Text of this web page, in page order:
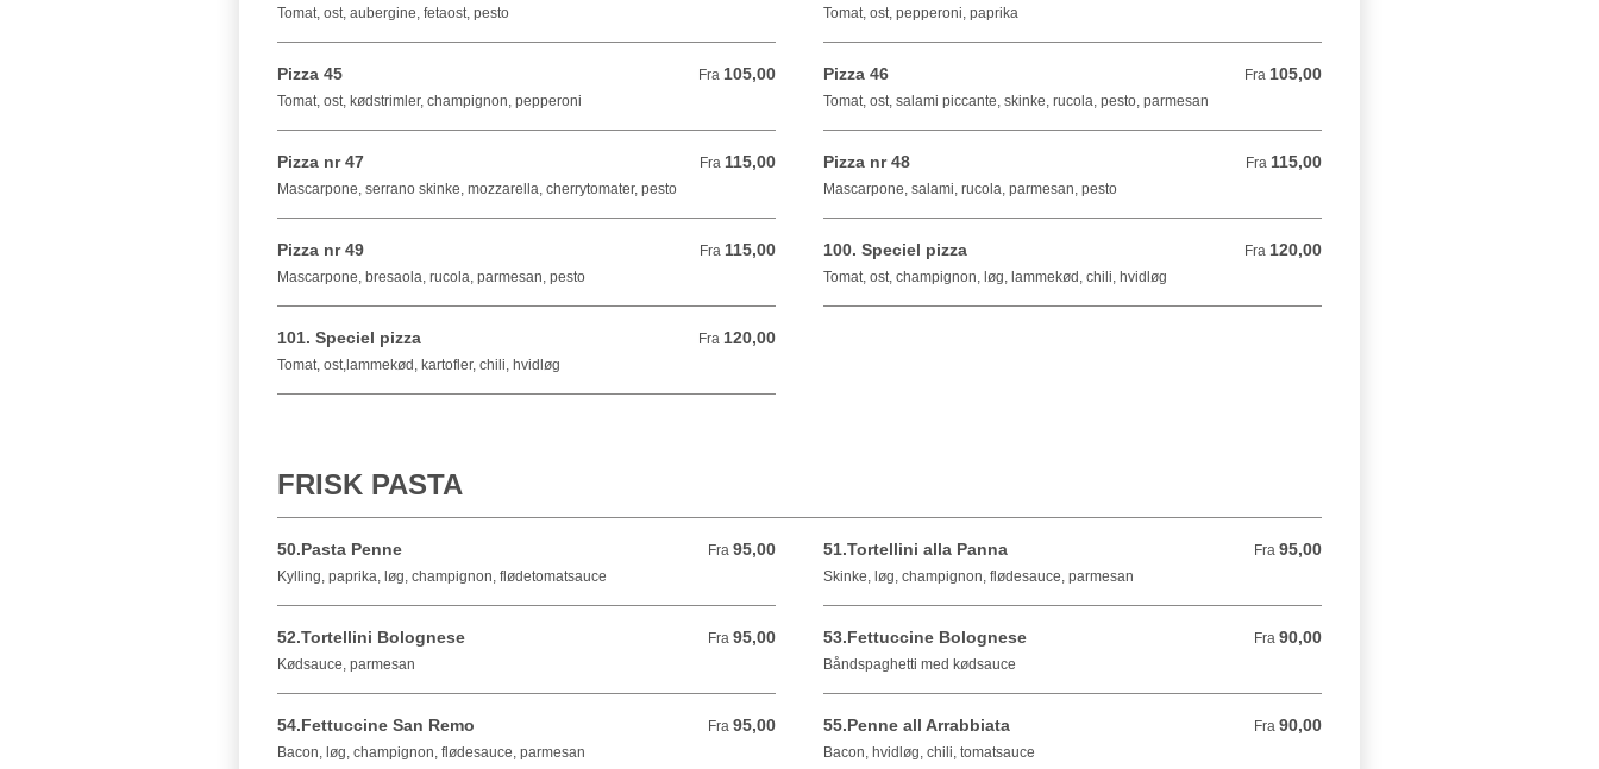
Tomat, ost, aubergine, fetaost, pesto
Tomat, ost, pepperoni, paprika
Pizza 45 Fra 105,00
Fra 105,00 DKK
Tomat, ost, kødstrimler, champignon, pepperoni
Pizza 46 Fra 105,00
Fra 105,00 DKK
Tomat, ost, salami piccante, skinke, rucola, pesto, parmesan
Pizza nr 47 Fra 115,00
Fra 115,00 DKK
Mascarpone, serrano skinke, mozzarella, cherrytomater, pesto
Pizza nr 48 Fra 115,00
Fra 115,00 DKK
Mascarpone, salami, rucola, parmesan, pesto
Pizza nr 49 Fra 115,00
Fra 115,00 DKK
Mascarpone, bresaola, rucola, parmesan, pesto
100. Speciel pizza Fra 120,00
Fra 120,00 DKK
Tomat, ost, champignon, løg, lammekød, chili, hvidløg
101. Speciel pizza Fra 120,00
Fra 120,00 DKK
Tomat, ost,lammekød, kartofler, chili, hvidløg
FRISK PASTA
50.Pasta Penne Fra 95,00
Fra 95,00 DKK
Kylling, paprika, løg, champignon, flødetomatsauce
51.Tortellini alla Panna Fra 95,00
Fra 95,00 DKK
Skinke, løg, champignon, flødesauce, parmesan
52.Tortellini Bolognese Fra 95,00
Fra 95,00 DKK
Kødsauce, parmesan
53.Fettuccine Bolognese Fra 90,00
Fra 90,00 DKK
Båndspaghetti med kødsauce
54.Fettuccine San Remo Fra 95,00
Fra 95,00 DKK
Bacon, løg, champignon, flødesauce, parmesan
55.Penne all Arrabbiata Fra 90,00
Fra 90,00 DKK
Bacon, hvidløg, chili, tomatsauce